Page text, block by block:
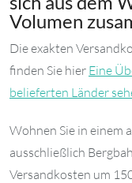
Volumen
Die exakten
finden Sie hier Eine
belieferten Länder
Wohnen Sie in einem
ausschließlich
Versandkosten um